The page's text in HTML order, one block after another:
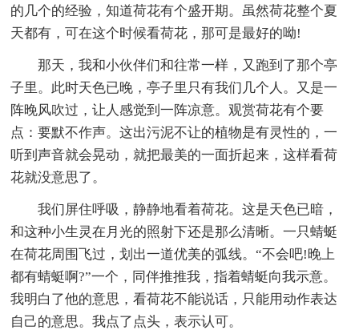
的几个的经验，知道荷花有个盛开期。虽然荷花整个夏
天都有，可在这个时候看荷花，那可是最好的呦!
那天，我和小伙伴们和往常一样，又跑到了那个亭
子里。此时天色已晚，亭子里只有我们几个人。又是一
阵晚风吹过，让人感觉到一阵凉意。观赏荷花有个要
点：要默不作声。这出污泥不让的植物是有灵性的，一
听到声音就会晃动，就把最美的一面折起来，这样看荷
花就没意思了。
我们屏住呼吸，静静地看着荷花。这是天色已暗，
和这种小生灵在月光的照射下还是那么清晰。一只蜻蜓
在荷花周围飞过，划出一道优美的弧线。“不会吧!晚上
都有蜻蜓啊?”一个，同伴推推我，指着蜻蜓向我示意。
我明白了他的意思，看荷花不能说话，只能用动作表达
自己的意思。我点了点头，表示认可。